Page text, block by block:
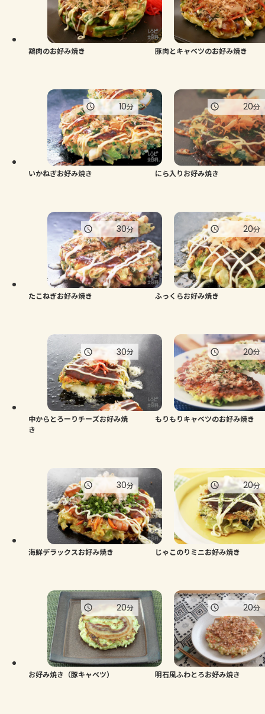
鶏肉のお好み焼き 豚肉とキャベツのお好み焼き
いかねぎお好み焼き
10分
にら入りお好み焼き
20分
たこねぎお好み焼き
30分
ふっくらお好み焼き
20分
中からとろーりチーズお好み焼
き
30分
もりもりキャベツのお好み焼き
20分
海鮮デラックスお好み焼き
30分
じゃこのりミニお好み焼き
20分
お好み焼き（豚キャベツ）
20分
明石風ふわとろお好み焼き
20分